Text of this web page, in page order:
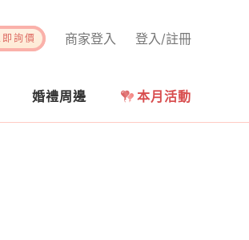
登入/註冊
商家登入
即詢價
婚禮周邊 本月活動